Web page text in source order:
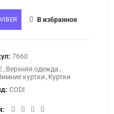
В избранное
7660
, Верхняя одежда ,
куртки , Куртки
CODI